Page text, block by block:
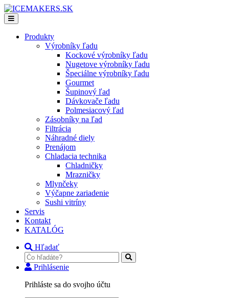
Produkty
Výrobníky ľadu
Kockové výrobníky ľadu
Nugetove výrobníky ľadu
Špeciálne výrobníky ľadu
Gourmet
Šupinový ľad
Dávkovače ľadu
Polmesiacový ľad
Zásobníky na ľad
Filtrácia
Náhradné diely
Prenájom
Chladacia technika
Chladničky
Mrazničky
Mlynčeky
Výčapne zariadenie
Sushi vitríny
Servis
Kontakt
KATALÓG
Hľadať
Prihlásenie
Prihláste sa do svojho účtu